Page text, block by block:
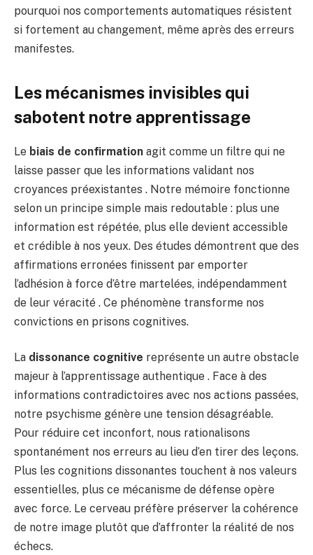
pourquoi nos comportements automatiques résistent
si fortement au changement, même après des erreurs
manifestes.
Les mécanismes invisibles qui
sabotent notre apprentissage
Le biais de confirmation agit comme un filtre qui ne
laisse passer que les informations validant nos
croyances préexistantes . Notre mémoire fonctionne
selon un principe simple mais redoutable : plus une
information est répétée, plus elle devient accessible
et crédible à nos yeux. Des études démontrent que des
affirmations erronées finissent par emporter
l’adhésion à force d’être martelées, indépendamment
de leur véracité . Ce phénomène transforme nos
convictions en prisons cognitives.
La dissonance cognitive représente un autre obstacle
majeur à l’apprentissage authentique . Face à des
informations contradictoires avec nos actions passées,
notre psychisme génère une tension désagréable.
Pour réduire cet inconfort, nous rationalisons
spontanément nos erreurs au lieu d’en tirer des leçons.
Plus les cognitions dissonantes touchent à nos valeurs
essentielles, plus ce mécanisme de défense opère
avec force. Le cerveau préfère préserver la cohérence
de notre image plutôt que d’affronter la réalité de nos
échecs.